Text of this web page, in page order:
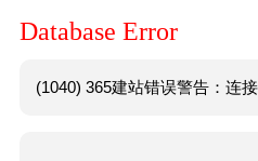
Database Error
(1040) 365建站错误警告：连